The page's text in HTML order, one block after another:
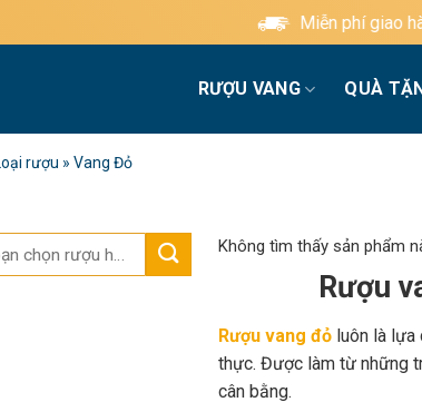
Miễn phí giao hàng tiêu chuẩn cho
RƯỢU VANG QUÀ
rượu » Vang Đỏ
Không tìm thấy sản phẩm
Rượu
Rượu vang đỏluôn là lựa
thực. Được làm từ những
cân bằng.